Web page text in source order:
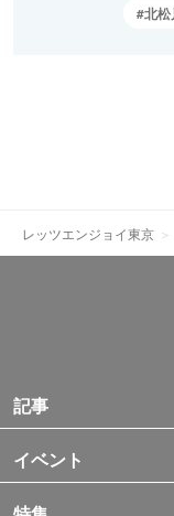
北松
レッツエンジョイ東京
記事
イベント